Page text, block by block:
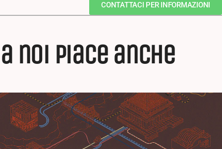
CONTATTACI PER INFORMAZIONI
a noi piace anche